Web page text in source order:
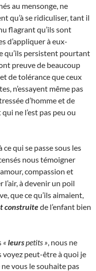
au mensonge, ne
qu’à se ridiculiser, tant il
flagrant qu’ils sont
d’appliquer à eux-
qu’ils persistent pourtant
preuve de beaucoup
de tolérance que ceux
n’essayent même pas
d’homme et de
ne l’est pas peu ou
qui se passe sous les
censés nous témoigner
amour, compassion et
à devenir un poil
que ce qu’ils aimaient,
construitede l’enfant bien
« leurspetits » , nous ne
voyez peut-être à quoi je
vous le souhaite pas